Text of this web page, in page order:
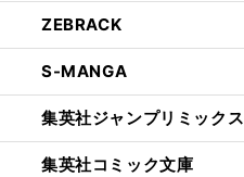
ZEBRACK
S-MANGA
集英社ジャンプリミックス
集英社コミック文庫